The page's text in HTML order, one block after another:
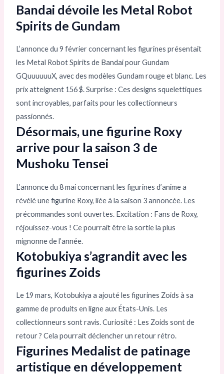
Bandai dévoile les Metal Robot
Spirits de Gundam
L’annonce du 9 février concernant les figurines présentait
les Metal Robot Spirits de Bandai pour Gundam
GQuuuuuuX, avec des modèles Gundam rouge et blanc. Les
prix atteignent 156 $. Surprise : Ces designs squelettiques
sont incroyables, parfaits pour les collectionneurs
passionnés.
Désormais, une figurine Roxy
arrive pour la saison 3 de
Mushoku Tensei
L’annonce du 8 mai concernant les figurines d’anime a
révélé une figurine Roxy, liée à la saison 3 annoncée. Les
précommandes sont ouvertes. Excitation : Fans de Roxy,
réjouissez-vous ! Ce pourrait être la sortie la plus
mignonne de l’année.
Kotobukiya s’agrandit avec les
figurines Zoids
Le 19 mars, Kotobukiya a ajouté les figurines Zoids à sa
gamme de produits en ligne aux États-Unis. Les
collectionneurs sont ravis. Curiosité : Les Zoids sont de
retour ? Cela pourrait déclencher un retour rétro.
Figurines Medalist de patinage
artistique en développement